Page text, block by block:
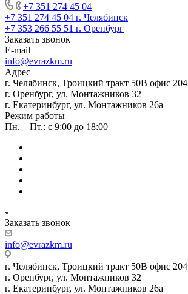
+7 351 274 45 04
+7 351 274 45 04 г. Челябинск
+7 353 266 55 51 г. Оренбург
Заказать звонок
E-mail
info@evrazkm.ru
Адрес
г. Челябинск, Троицкий тракт 50В офис 204
г. Оренбург, ул. Монтажников 32
г. Екатеринбург, ул. Монтажников 26а
Режим работы
Пн. – Пт.: с 9:00 до 18:00
Заказать звонок
info@evrazkm.ru
г. Челябинск, Троицкий тракт 50В офис 204
г. Оренбург, ул. Монтажников 32
г. Екатеринбург, ул. Монтажников 26а